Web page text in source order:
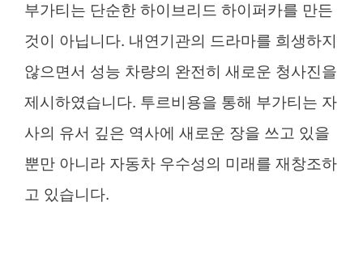
부가티는 단순한 하이브리드 하이퍼카를 만든
것이 아닙니다. 내연기관의 드라마를 희생하지
않으면서 성능 차량의 완전히 새로운 청사진을
제시하였습니다. 투르비용을 통해 부가티는 자
사의 유서 깊은 역사에 새로운 장을 쓰고 있을
뿐만 아니라 자동차 우수성의 미래를 재창조하
고 있습니다.